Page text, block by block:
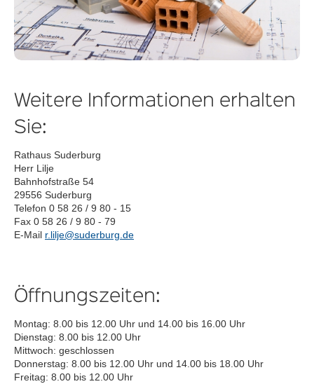
Weitere Informationen erhalten
Sie:
Rathaus Suderburg
Herr Lilje
Bahnhofstraße 54
29556 Suderburg
Telefon 0 58 26 / 9 80 - 15
Fax 0 58 26 / 9 80 - 79
E-Mail r.lilje@suderburg.de
Öffnungszeiten:
Montag: 8.00 bis 12.00 Uhr und 14.00 bis 16.00 Uhr
Dienstag: 8.00 bis 12.00 Uhr
Mittwoch: geschlossen
Donnerstag: 8.00 bis 12.00 Uhr und 14.00 bis 18.00 Uhr
Freitag: 8.00 bis 12.00 Uhr